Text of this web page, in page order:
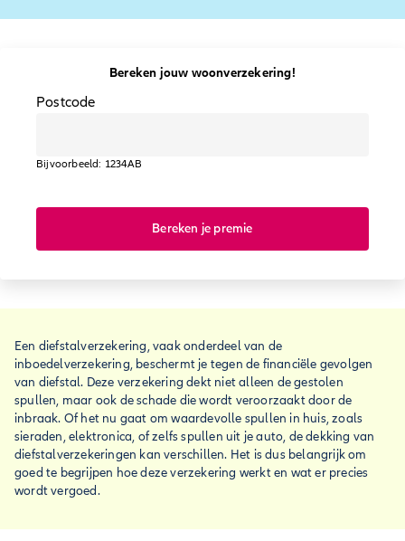
Bereken jouw woonverzekering!
Postcode
Bijvoorbeeld: 1234AB
Bereken je premie
Een diefstalverzekering, vaak onderdeel van de
inboedelverzekering, beschermt je tegen de financiële gevolgen
van diefstal. Deze verzekering dekt niet alleen de gestolen
spullen, maar ook de schade die wordt veroorzaakt door de
inbraak. Of het nu gaat om waardevolle spullen in huis, zoals
sieraden, elektronica, of zelfs spullen uit je auto, de dekking van
diefstalverzekeringen kan verschillen. Het is dus belangrijk om
goed te begrijpen hoe deze verzekering werkt en wat er precies
wordt vergoed.